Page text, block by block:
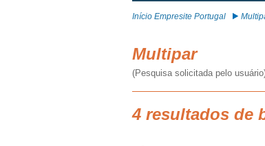
Início Empresite Portugal
Multipar
(Pesquisa solicitada pelo
4 resultados de